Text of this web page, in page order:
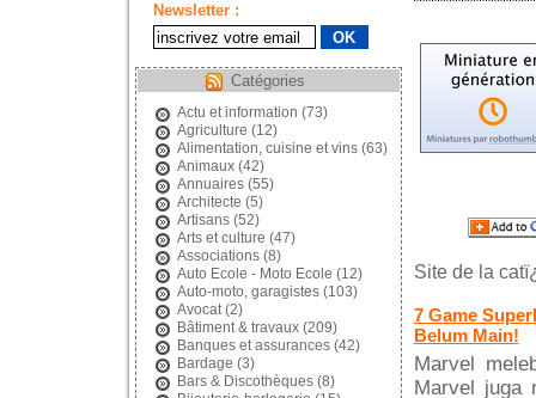
Newsletter :
Catégories
Actu et information (73)
Agriculture (12)
Alimentation, cuisine et vins(63)
Animaux(42)
Annuaires(55)
Architecte (5)
Artisans(52)
Arts et culture (47)
Associations(8)
Auto Ecole - Moto Ecole (12)
Auto-moto, garagistes(103)
Avocat(2)
Bâtiment & travaux(209)
Banques et assurances(42)
Bardage (3)
Bars & Discothèques(8)
Site de la
7 Game
Belum Main!
Marvel
Marvel juga